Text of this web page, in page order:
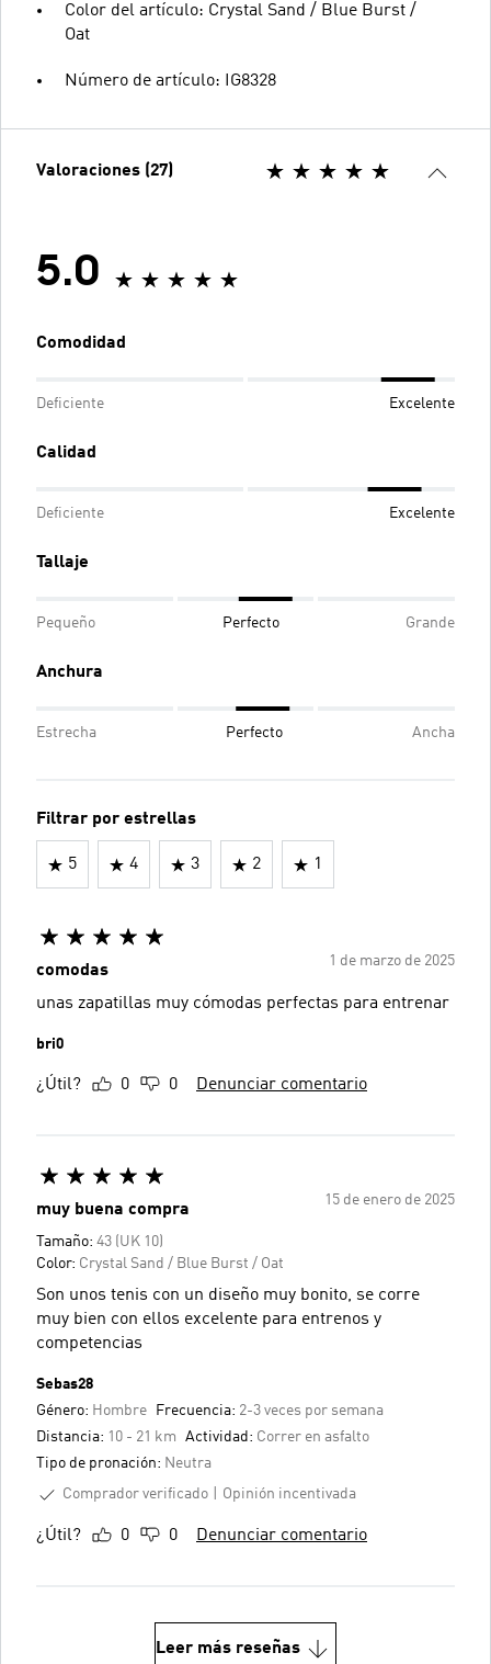
Color del artículo: Crystal Sand / Blue Burst /
Oat
Número de artículo: IG8328
Valoraciones (27)
5.0
Comodidad
Deficiente Excelente
Calidad
Deficiente Excelente
Tallaje
Pequeño Perfecto Grande
Anchura
Estrecha Perfecto Ancha
Filtrar por estrellas
5 4 3 2 1
1 de marzo de 2025
comodas
unas zapatillas muy cómodas perfectas para entrenar
bri0
¿Útil? 0 0 Denunciar comentario
15 de enero de 2025
muy buena compra
Tamaño: 43 (UK 10)
Color: Crystal Sand / Blue Burst / Oat
Son unos tenis con un diseño muy bonito, se corre
muy bien con ellos excelente para entrenos y
competencias
Sebas28
Género: Hombre Frecuencia: 2-3 veces por semana
Distancia: 10 - 21 km Actividad: Correr en asfalto
Tipo de pronación: Neutra
Comprador verificado
Opinión incentivada
¿Útil? 0 0 Denunciar comentario
Leer más reseñas